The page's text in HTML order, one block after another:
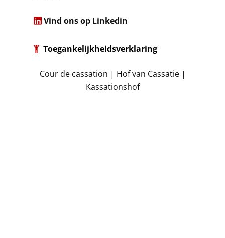
Vind ons op Linkedin
Toegankelijkheidsverklaring
​Cour de cassation | Hof van Cassatie |
Kassationshof